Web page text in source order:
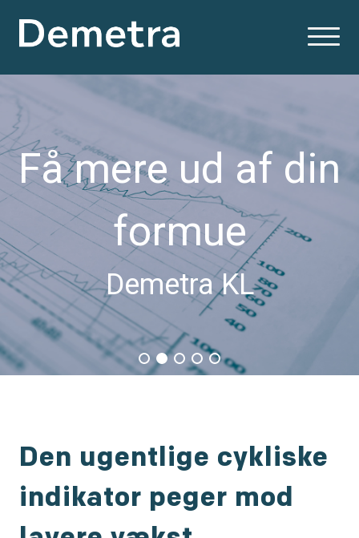
Få mere ud af din
formue
Demetra KL
Den ugentlige cykliske
indikator peger mod